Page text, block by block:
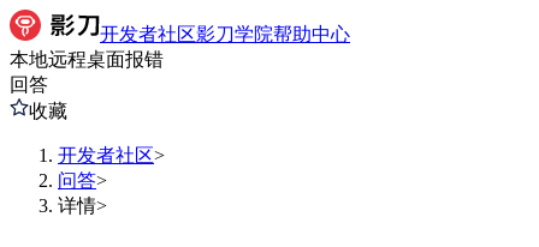
开发者社区影刀学院帮助中心
本地远程桌面报错
回答
收藏
开发者社区>
问答>
详情>